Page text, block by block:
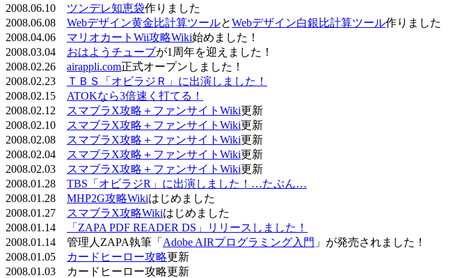
2008.06.10 ツンデレ知恵袋作りました
2008.06.08 Webデザイン黄金比計算ツールとWebデザイン白銀比計算ツール作りました
2008.04.06 マリオカートWii攻略Wiki始めました！
2008.03.04 おはようチューブが1周年を迎えました！
2008.02.26 airappli.com正式オープンしました！
2008.02.23
ＴＢＳ「オビラジＲ」に出演しました！
2008.02.15 ATOKなら3倍速く打てる！
2008.02.12
スマブラX攻略＋ファンサイトWiki更新
2008.02.10
スマブラX攻略＋ファンサイトWiki更新
2008.02.08
スマブラX攻略＋ファンサイトWiki更新
2008.02.04
スマブラX攻略＋ファンサイトWiki更新
2008.02.03
スマブラX攻略＋ファンサイトWiki更新
2008.01.28 TBS「オビラジR」に出演しました！…たぶん…
2008.01.28 MHP2G攻略Wikiはじめました
2008.01.27
スマブラX攻略Wikiはじめました
2008.01.14
「ZAPA PDF READER DS」リリースしました！
2008.01.14 管理人ZAPA執筆「 Adobe AIRプログラミング入門 」が発売されました！
2008.01.05
カードヒーロー攻略更新
2008.01.03 カードヒーロー攻略更新